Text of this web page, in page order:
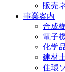
販売
事業案内
合成
電子
化学
建材
住環